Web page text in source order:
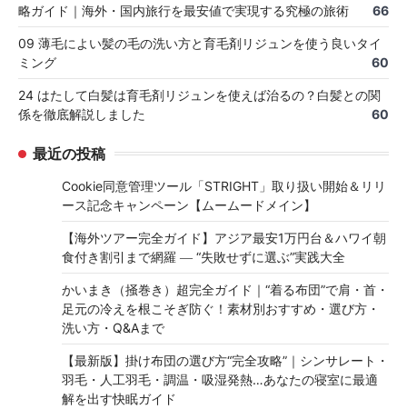
略ガイド｜海外・国内旅行を最安値で実現する究極の旅術
66
09 薄毛によい髪の毛の洗い方と育毛剤リジュンを使う良いタイ
ミング
60
24 はたして白髪は育毛剤リジュンを使えば治るの？白髪との関
係を徹底解説しました
60
最近の投稿
Cookie同意管理ツール「STRIGHT」取り扱い開始＆リリ
ース記念キャンペーン【ムームードメイン】
【海外ツアー完全ガイド】アジア最安1万円台＆ハワイ朝
食付き割引まで網羅 ― “失敗せずに選ぶ”実践大全
かいまき（掻巻き）超完全ガイド｜“着る布団”で肩・首・
足元の冷えを根こそぎ防ぐ！素材別おすすめ・選び方・
洗い方・Q&Aまで
【最新版】掛け布団の選び方“完全攻略”｜シンサレート・
羽毛・人工羽毛・調温・吸湿発熱…あなたの寝室に最適
解を出す快眠ガイド